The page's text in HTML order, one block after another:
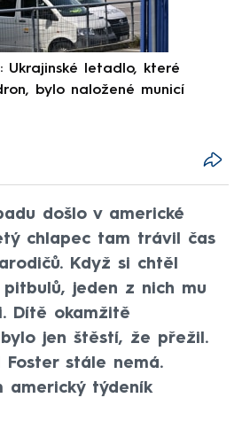
letadlo, které
bylo naložené municí
došlo v americké
chlapec tam trávil čas
Když si chtěl
jeden z nich mu
Dítě okamžitě
jen štěstí, že přežil.
Foster stále nemá.
americký týdeník